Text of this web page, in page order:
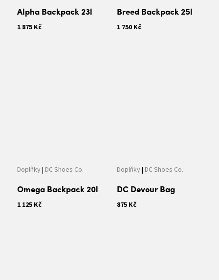
Alpha Backpack 23l
1 875 Kč
Breed Backpack 25l
1 750 Kč
Doplňky| DC Shoes Co.
Omega Backpack 20l
1 125 Kč
Doplňky| DC Shoes Co.
DC Devour Bag
875 Kč